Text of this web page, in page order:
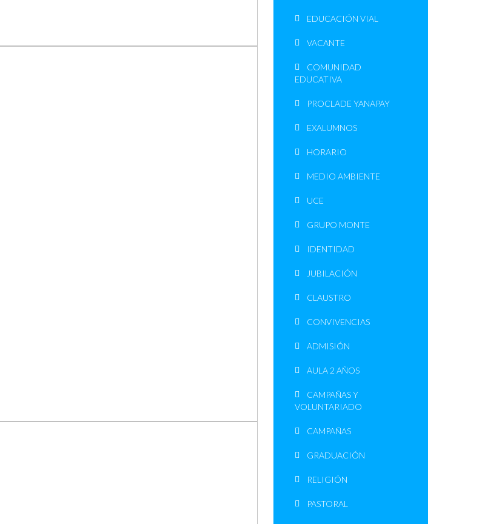
EDUCACIÓN VIAL
VACANTE
COMUNIDAD
EDUCATIVA
PROCLADE YANAPAY
EXALUMNOS
HORARIO
MEDIO AMBIENTE
UCE
GRUPO MONTE
IDENTIDAD
JUBILACIÓN
CLAUSTRO
CONVIVENCIAS
ADMISIÓN
AULA 2 AÑOS
CAMPAÑAS Y
VOLUNTARIADO
CAMPAÑAS
GRADUACIÓN
RELIGIÓN
PASTORAL